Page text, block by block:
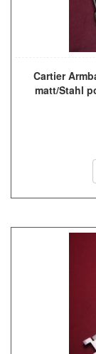
Cartier
matt/Stahl